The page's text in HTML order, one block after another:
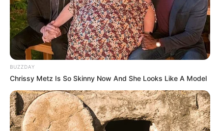
5. Kalau ini, Jamie dengan rambut pendeknya yang
berwarna biru
BUZZDAY
Chrissy Metz Is So Skinny Now And She Looks Like A Model